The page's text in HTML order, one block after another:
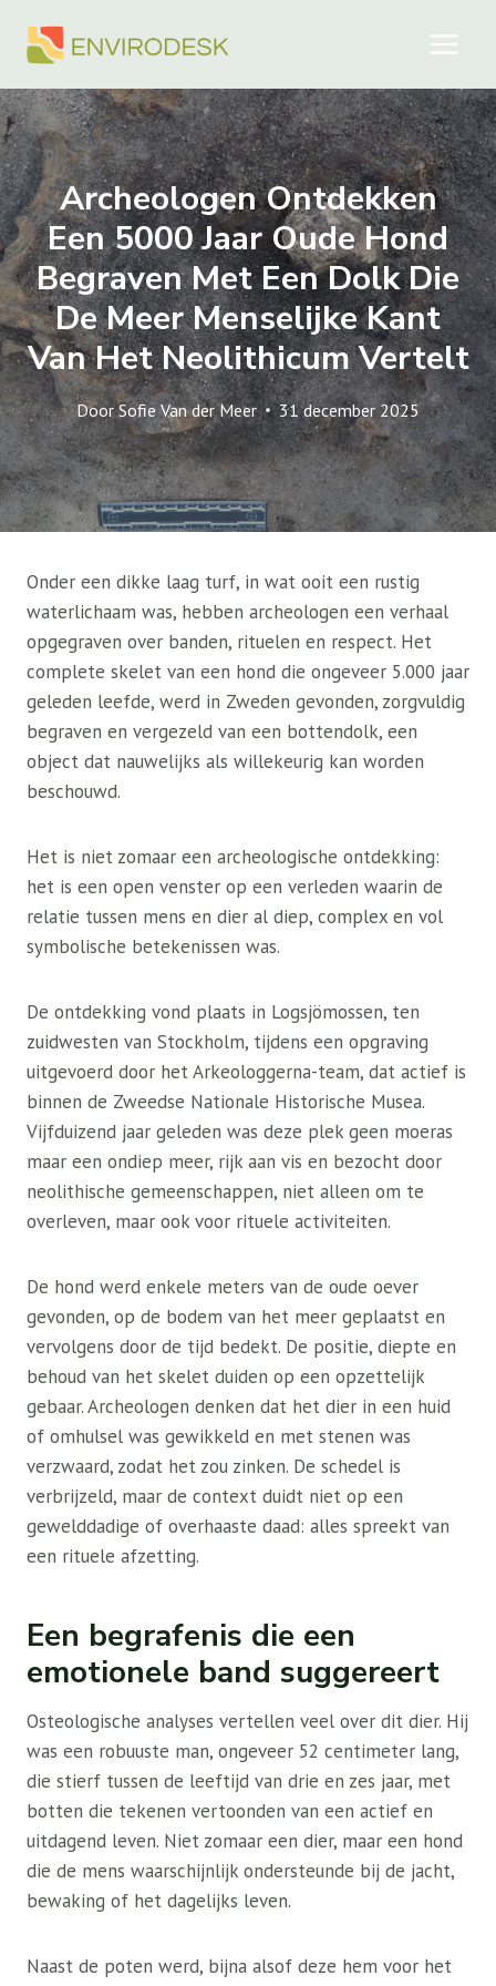
naar
Archeologen Ontdekken
Een 5000 Jaar Oude Hond
Begraven Met Een Dolk Die
De Meer Menselijke Kant
Van Het Neolithicum Vertelt
DoorSofie Van der Meer 31 december 2025
Onder een dikke laag turf, in wat ooit een rustig
waterlichaam was, hebben archeologen een verhaal
opgegraven over banden, rituelen en respect. Het
complete skelet van een hond die ongeveer 5.000 jaar
geleden leefde, werd in Zweden gevonden, zorgvuldig
begraven en vergezeld van een bottendolk, een
object dat nauwelijks als willekeurig kan worden
beschouwd.
Het is niet zomaar een archeologische ontdekking:
het is een open venster op een verleden waarin de
relatie tussen mens en dier al diep, complex en vol
symbolische betekenissen was.
De ontdekking vond plaats in Logsjömossen, ten
zuidwesten van Stockholm, tijdens een opgraving
uitgevoerd door het Arkeologgerna-team, dat actief is
binnen de Zweedse Nationale Historische Musea.
Vijfduizend jaar geleden was deze plek geen moeras
maar een ondiep meer, rijk aan vis en bezocht door
neolithische gemeenschappen, niet alleen om te
overleven, maar ook voor rituele activiteiten.
De hond werd enkele meters van de oude oever
gevonden, op de bodem van het meer geplaatst en
vervolgens door de tijd bedekt. De positie, diepte en
behoud van het skelet duiden op een opzettelijk
gebaar. Archeologen denken dat het dier in een huid
of omhulsel was gewikkeld en met stenen was
verzwaard, zodat het zou zinken. De schedel is
verbrijzeld, maar de context duidt niet op een
gewelddadige of overhaaste daad: alles spreekt van
een rituele afzetting.
Een begrafenis die een
emotionele band suggereert
Osteologische analyses vertellen veel over dit dier. Hij
was een robuuste man, ongeveer 52 centimeter lang,
die stierf tussen de leeftijd van drie en zes jaar, met
botten die tekenen vertoonden van een actief en
uitdagend leven. Niet zomaar een dier, maar een hond
die de mens waarschijnlijk ondersteunde bij de jacht,
bewaking of het dagelijks leven.
Naast de poten werd, bijna alsof deze hem voor het